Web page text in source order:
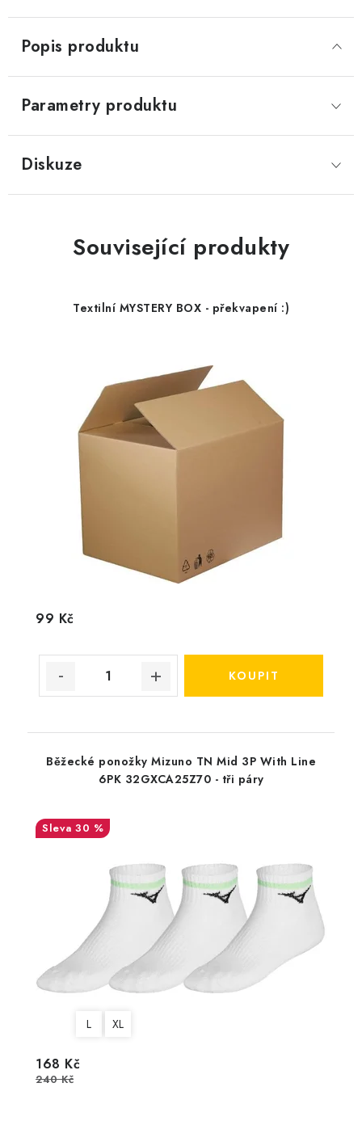
Popis produktu
Parametry produktu
Diskuze
Související produkty
Textilní MYSTERY BOX - překvapení :)
99 Kč
Běžecké ponožky Mizuno TN Mid 3P With Line
6PK 32GXCA25Z70 - tři páry
30 %
L XL
168 Kč
240 Kč